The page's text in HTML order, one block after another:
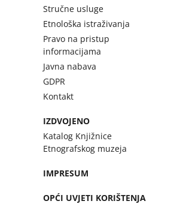
Stručne usluge
Etnološka istraživanja
Pravo na pristup
informacijama
Javna nabava
GDPR
Kontakt
IZDVOJENO
Katalog Knjižnice
Etnografskog muzeja
IMPRESUM
OPĆI UVJETI KORIŠTENJA